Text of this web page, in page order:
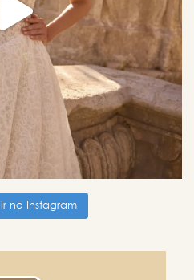
no Instagram